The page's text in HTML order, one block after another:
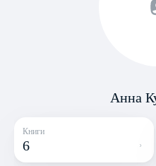
Анна
Книги
6